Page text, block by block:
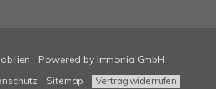
Powered by Immonia GmbH
Sitemap Vertrag widerrufen